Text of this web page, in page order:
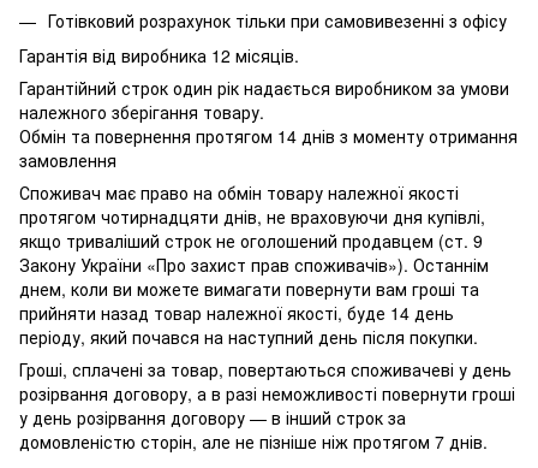
Готівковий розрахунок тільки при самовивезенні з офісу
Гарантія від виробника 12 місяців.
Гарантійний строк один рік надається виробником за умови
належного зберігання товару.
Обмін та повернення протягом 14 днів з моменту отримання
замовлення
Споживач має право на обмін товару належної якості
протягом чотирнадцяти днів, не враховуючи дня купівлі,
якщо триваліший строк не оголошений продавцем (ст. 9
Закону України «Про захист прав споживачів»). Останнім
днем, коли ви можете вимагати повернути вам гроші та
прийняти назад товар належної якості, буде 14 день
періоду, який почався на наступний день після покупки.
Гроші, сплачені за товар, повертаються споживачеві у день
розірвання договору, а в разі неможливості повернути гроші
у день розірвання договору — в інший строк за
домовленістю сторін, але не пізніше ніж протягом 7 днів.